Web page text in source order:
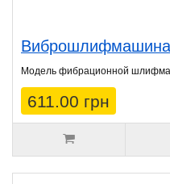
Виброшлифмашина
Модель фибрационной
611.00 грн